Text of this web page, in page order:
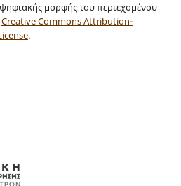
μορφής του περιεχομένου
Creative Commons Attribution-
.